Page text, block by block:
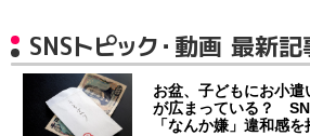
SNSトピック・動画 最新
お盆、子どもにお小遣
が広まっている？
「なんか嫌」違和感